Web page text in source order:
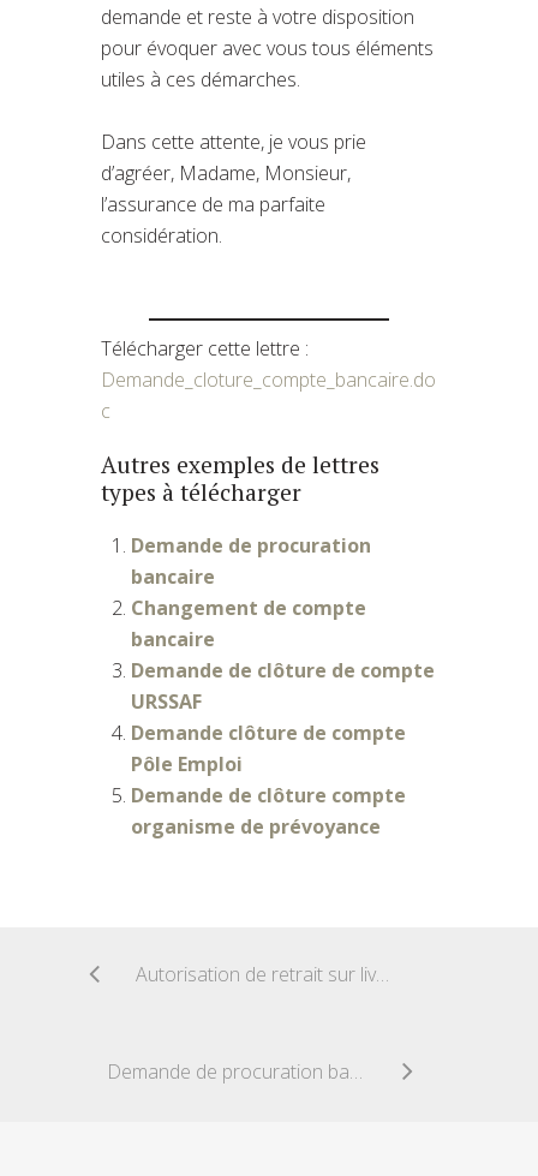
demande et reste à votre disposition
pour évoquer avec vous tous éléments
utiles à ces démarches.
Dans cette attente, je vous prie
d’agréer, Madame, Monsieur,
l’assurance de ma parfaite
considération.
Télécharger cette lettre :
Demande_cloture_compte_bancaire.do
c
Autres exemples de lettres
types à télécharger
Demande de procuration
bancaire
Changement de compte
bancaire
Demande de clôture de compte
URSSAF
Demande clôture de compte
Pôle Emploi
Demande de clôture compte
organisme de prévoyance
Autorisation de retrait sur livret jeune
Demande de procuration bancaire